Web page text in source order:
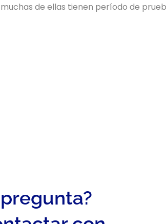
de ellas tienen período de